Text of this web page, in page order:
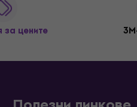
за цените